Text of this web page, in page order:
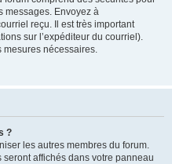
messages. Envoyez à
reçu. Il est très important
sur l’expéditeur du courriel).
mesures nécessaires.
?
les autres membres du forum.
seront affichés dans votre panneau